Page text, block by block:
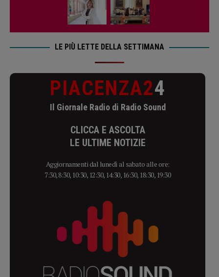
LE PIÙ LETTE DELLA SETTIMANA
PIACENZA24
Il Giornale Radio di Radio Sound
CLICCA E ASCOLTA
LE ULTIME NOTIZIE
Aggiornamenti dal lunedì al sabato alle ore:
7:30, 8:30, 10:30, 12:30, 14:30, 16:30, 18:30, 19:30